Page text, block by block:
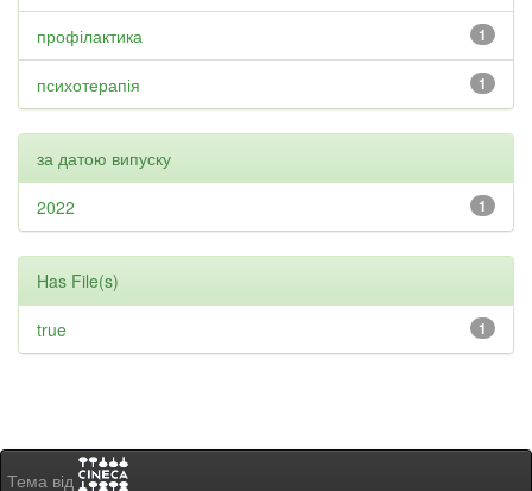
1
профілактика
1
психотерапія
за датою випуску
1
2022
Has File(s)
1
true
Тема від